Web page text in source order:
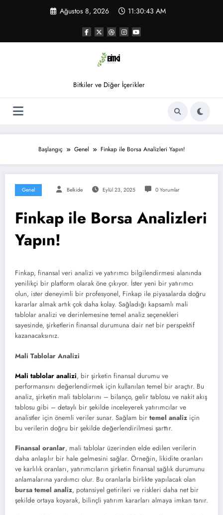
Ağustos 8, 2026 11:30:43 AM
Bitkiler ve Diğer İçerikler
Başlangıç Genel Finkap ile Borsa Analizleri Yapın!
Genel Belkide Eylül 23, 2025 0 Yorumlar
Finkap ile Borsa Analizleri
Yapın!
Finkap, finansal veri analizi ve yatırımcı bilgilendirmesi alanında
yenilikçi bir platform olarak öne çıkıyor. İster yeni bir yatırımcı
olun, ister deneyimli bir profesyonel, Finkap ile piyasalarda doğru
kararlar almak artık çok daha kolay. Sağladığı kapsamlı mali
tablolar analizi ve derinlemesine temel analiz seçenekleri
sayesinde, şirketlerin finansal durumuna dair net bir perspektif
kazanacaksınız.
Mali Tablolar Analizi
Mali tablolar analizi, bir şirketin finansal durumu ve
performansını değerlendirmek için kullanılan temel bir araçtır. Bu
analiz, şirketin mali tablolarını – bilanço, gelir tablosu ve nakit akış
tablosu gibi – detaylı bir şekilde inceleyerek yatırımcılar ve
analistler için önemli veriler sunar. Sağlam bir temel analiz için
bu verilerin doğru bir şekilde değerlendirilmesi şarttır.
Finansal oranlar, mali tablolar üzerinden elde edilen verilerin
daha anlaşılır bir hale gelmesini sağlar. Örneğin, likidite oranları
ve karlılık oranları, yatırımcıların şirketin finansal sağlık durumunu
anlamalarına yardımcı olur. Bu oranlarla birlikte yapılacak olan
bursa temel analiz, potansiyel getirileri ve riskleri daha net bir
şekilde ortaya koyarak, bilinçli yatırım kararları almaya imkan tanır.